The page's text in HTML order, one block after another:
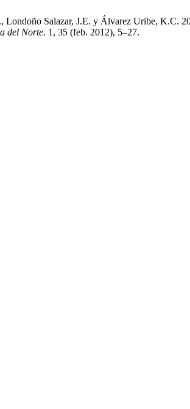
Londoño Salazar, J.E. y Álvarez Uribe, K.C.
del Norte. 1, 35 (feb. 2012), 5–27.